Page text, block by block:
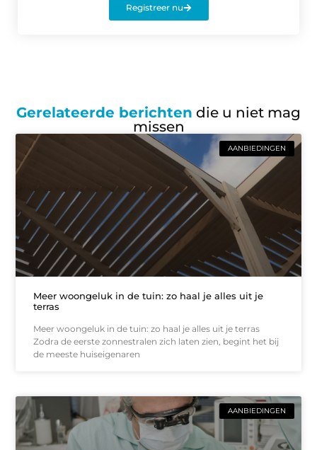
Registreer nu
Gerelateerde berichten die u niet mag
missen
AANBIEDINGEN
Meer woongeluk in de tuin: zo haal je alles uit je
terras
Meer woongeluk in de tuin: zo haal je alles uit je terras
Zodra de eerste zonnestralen zich laten zien, begint het bij
de meeste huiseigenaren
AANBIEDINGEN